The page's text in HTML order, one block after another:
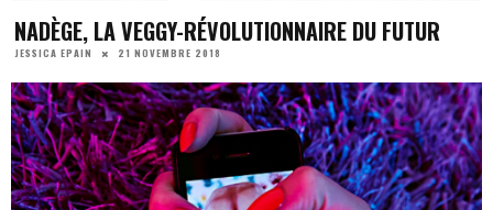
NADÈGE, LA VEGGY-RÉVOLUTIONNAIRE DU FUTUR
JESSICA EPAIN 21 NOVEMBRE 2018